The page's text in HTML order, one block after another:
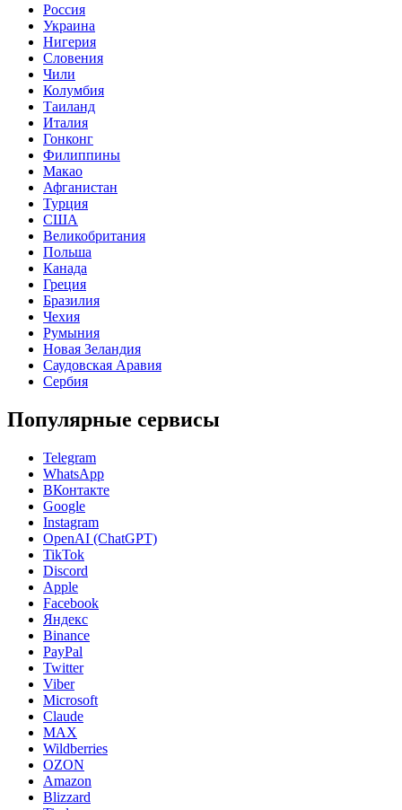
Россия
Украина
Нигерия
Словения
Чили
Колумбия
Таиланд
Италия
Гонконг
Филиппины
Макао
Афганистан
Турция
США
Великобритания
Польша
Канада
Греция
Бразилия
Чехия
Румыния
Новая Зеландия
Саудовская Аравия
Сербия
Популярные сервисы
Telegram
WhatsApp
ВКонтакте
Google
Instagram
OpenAI (ChatGPT)
TikTok
Discord
Apple
Facebook
Яндекс
Binance
PayPal
Twitter
Viber
Microsoft
Claude
MAX
Wildberries
OZON
Amazon
Blizzard